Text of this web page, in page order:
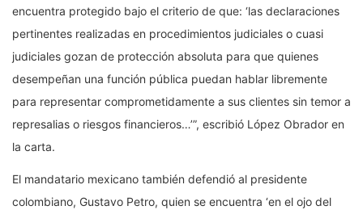
encuentra protegido bajo el criterio de que: ‘las declaraciones
pertinentes realizadas en procedimientos judiciales o cuasi
judiciales gozan de protección absoluta para que quienes
desempeñan una función pública puedan hablar libremente
para representar comprometidamente a sus clientes sin temor a
represalias o riesgos financieros…’”, escribió López Obrador en
la carta.
El mandatario mexicano también defendió al presidente
colombiano, Gustavo Petro, quien se encuentra ‘en el ojo del